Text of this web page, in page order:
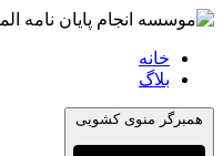
خانه
بلاگ
همبرگر منوی کشویی